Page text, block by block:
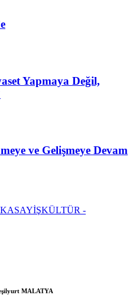
Yapmaya Değil,
ve Gelişmeye Devam
ASAYİŞKÜLTÜR -
MALATYA